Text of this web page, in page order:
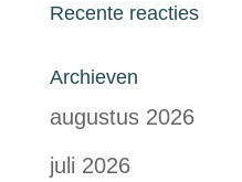
Recente reacties
Archieven
augustus 2026
juli 2026